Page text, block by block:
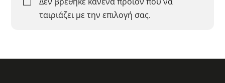
ταιριάζει με την επιλογή σας.